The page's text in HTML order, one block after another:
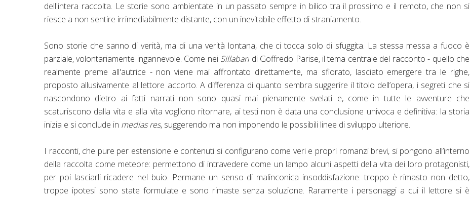
dell'intera raccolta. Le storie sono ambientate in un passato sempre in bilico tra il prossimo e il remoto, che non si
riesce a non sentire irrimediabilmente distante, con un inevitabile effetto di straniamento.
Sono storie che sanno di verità, ma di una verità lontana, che ci tocca solo di sfuggita. La stessa messa a fuoco è
parziale, volontariamente ingannevole. Come nei Sillabari di Goffredo Parise, il tema centrale del racconto - quello che
realmente preme all'autrice - non viene mai affrontato direttamente, ma sfiorato, lasciato emergere tra le righe,
proposto allusivamente al lettore accorto. A differenza di quanto sembra suggerire il titolo dell’opera, i segreti che si
nascondono dietro ai fatti narrati non sono quasi mai pienamente svelati e, come in tutte le avventure che
scaturiscono dalla vita e alla vita vogliono ritornare, ai testi non è data una conclusione univoca e definitiva: la storia
inizia e si conclude in medias res, suggerendo ma non imponendo le possibili linee di sviluppo ulteriore.
I racconti, che pure per estensione e contenuti si configurano come veri e propri romanzi brevi, si pongono all’interno
della raccolta come meteore: permettono di intravedere come un lampo alcuni aspetti della vita dei loro protagonisti,
per poi lasciarli ricadere nel buio. Permane un senso di malinconica insoddisfazione: troppo è rimasto non detto,
troppe ipotesi sono state formulate e sono rimaste senza soluzione. Raramente i personaggi a cui il lettore si è